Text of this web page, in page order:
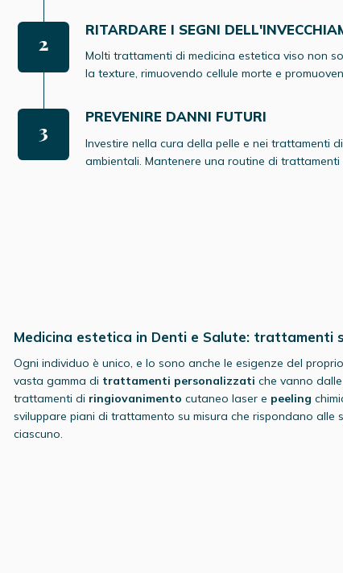
RITARDARE I SEGNI
Molti trattamenti di medicina estetica viso non
la texture, rimuovendo cellule morte e
PREVENIRE DANNI FUTURI
Investire nella cura della pelle e nei trattamenti
ambientali. Mantenere una routine di
Medicina estetica in Denti e Salute: trattamenti
Ogni individuo è unico, e lo sono anche le esigenze del
vasta gamma di trattamenti personalizzati che vanno
trattamenti di ringiovanimento cutaneo laser e peeling
sviluppare piani di trattamento su misura che rispondano alle
ciascuno.